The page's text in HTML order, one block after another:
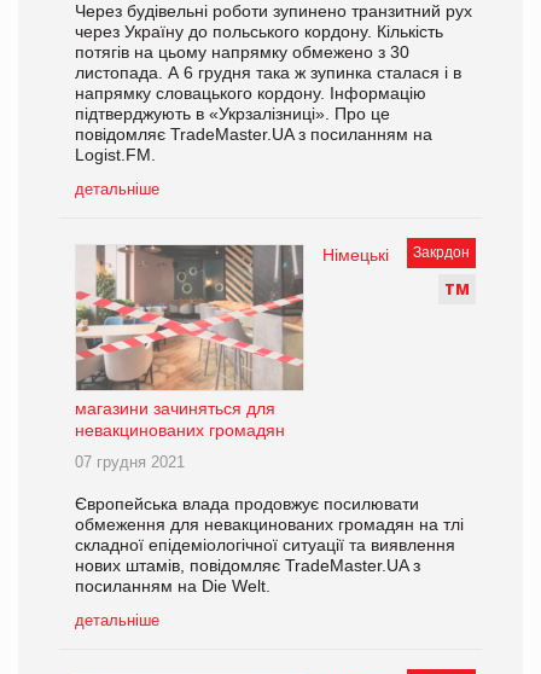
Через будівельні роботи зупинено транзитний рух
через Україну до польського кордону. Кількість
потягів на цьому напрямку обмежено з 30
листопада. А 6 грудня така ж зупинка сталася і в
напрямку словацького кордону. Інформацію
підтверджують в «Укрзалізниці». Про це
повідомляє TradeMaster.UA з посиланням на
Logist.FM.
детальніше
Закрдон
ТМ
Німецькі
магазини зачиняться для
невакцинованих громадян
07 грудня 2021
Європейська влада продовжує посилювати
обмеження для невакцинованих громадян на тлі
складної епідеміологічної ситуації та виявлення
нових штамів, повідомляє TradeMaster.UA з
посиланням на Die Welt.
детальніше